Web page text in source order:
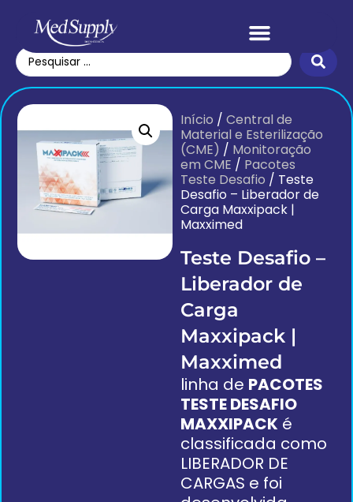
Início / Central de
Material e Esterilização
(CME) / Monitoração
em CME / Pacotes
Teste Desafio / Teste
Desafio – Liberador de
Carga Maxxipack |
Maxximed
Teste Desafio –
Liberador de
Carga
Maxxipack |
Maxximed
linha de PACOTES
TESTE DESAFIO
MAXXIPACK é
classificada como
LIBERADOR DE
CARGAS e foi